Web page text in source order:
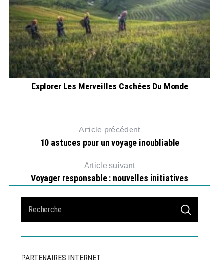
Explorer Les Merveilles Cachées Du Monde
Article précédent
10 astuces pour un voyage inoubliable
Article suivant
Voyager responsable : nouvelles initiatives
a
r
h
S
A
C
PARTENAIRES INTERNET